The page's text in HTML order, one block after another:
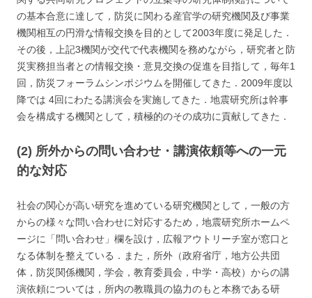
の基本合意に達して，防災に関わる産官学の研究機関及び事業
機関相互の円滑な情報交換を目的として2003年度に発足した．
その後，上記3機関が交代で代表機関を務めながら，研究者と防
災実務担当者との情報交換・意見交換の促進を目指して，毎年1
回，防災フォーラムシンポジウムを開催してきた．2009年度以
降では 4回にわたる講演会を実施してきた．地震研究所は幹事
会を構成する機関として，積極的のその成功に貢献してきた．
(2) 所外からの問い合わせ・講演依頼等への一元
的な対応
社会の関心が高い研究を進めている研究機関として，一般の方
からの様々な問い合わせに対応するため，地震研究所ホームペ
ージに「問い合わせ」欄を設け，広報アウトリーチ室が窓口と
なる体制を整えている．また，所外（政府省庁，地方公共団
体，防災関係機関，学会，教育委員会，中学・高校）からの講
演依頼については，所内の教職員の協力のもと本務である研